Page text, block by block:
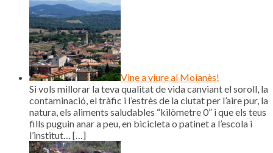
Vine a viure al Moianès!
Si vols millorar la teva qualitat de vida canviant el soroll, la
contaminació, el tràfic i l’estrès de la ciutat per l’aire pur, la
natura, els aliments saludables “kilòmetre 0” i que els teus
fills puguin anar a peu, en bicicleta o patinet a l’escola i
l’institut… […]